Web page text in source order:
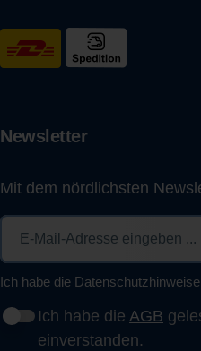
Newsletter
Mit dem nördlichsten
Ich habe die Datenschutzhinweise
Ich habe die AGB
einverstanden.